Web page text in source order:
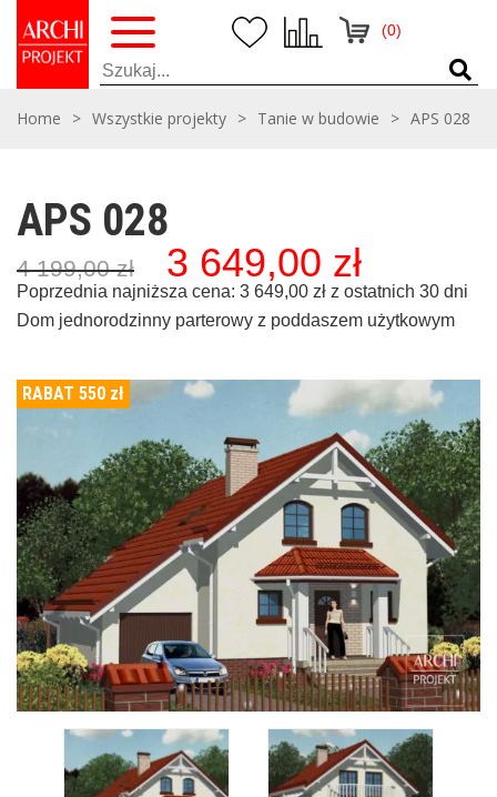
(0)
Home > Wszystkie projekty > Tanie w budowie > APS 028
APS 028
4 199,00zł
Pierwotna
cena
wynosiła:
4
199,00 zł,
3 649,00 złcena
wynosi:
3
649,00 zł,
Poprzednia najniższa cena: 3 649,00 zł z ostatnich 30 dni
Dom jednorodzinny parterowy z poddaszem użytkowym
RABAT 550 zł